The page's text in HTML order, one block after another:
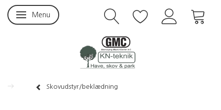
Skifte navigation
Menu
Skovudstyr/beklædning